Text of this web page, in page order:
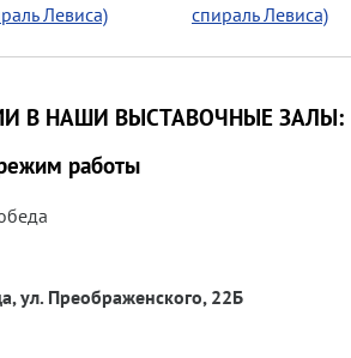
Левиса)
спираль Левиса)
В НАШИ ВЫСТАВОЧНЫЕ ЗАЛЫ:
работы
ул. Преображенского, 22Б